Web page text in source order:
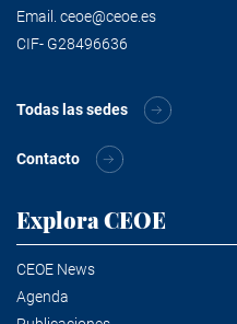
Email. ceoe@ceoe.es
CIF- G28496636
Todas las sedes
Contacto
Explora CEOE
CEOE News
Agenda